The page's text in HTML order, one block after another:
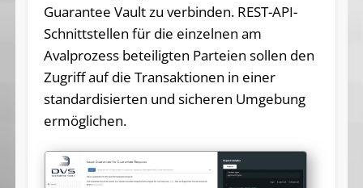
Guarantee Vault zu verbinden. REST-API-
Schnittstellen für die einzelnen am
Avalprozess beteiligten Parteien sollen den
Zugriff auf die Transaktionen in einer
standardisierten und sicheren Umgebung
ermöglichen.